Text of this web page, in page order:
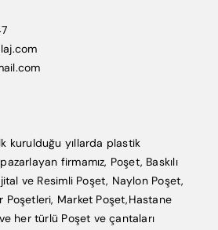
kurulduğu yıllarda plastik
firmamız, Poşet, Baskılı
ve Resimli Poşet, Naylon Poşet,
Poşetleri, Market Poşet,Hastane
her türlü Poşet ve çantaları